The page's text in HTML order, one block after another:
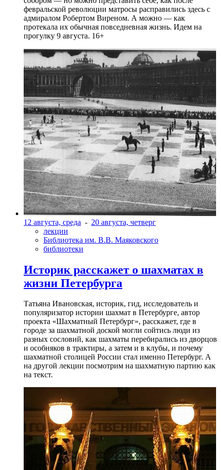
февральской революции матросы расправились здесь с
адмиралом Робертом Виреном. А можно — как
протекала их обычная повседневная жизнь. Идем на
прогулку 9 августа. 16+
12 августа, среда - 20 августа, четверг
лекции
Библиотека им. В.В. Маяковского
библиотеки
Историк расскажет о шахматах в
жизни Петербурга
Татьяна Ивановская, историк, гид, исследователь и
популяризатор истории шахмат в Петербурге, автор
проекта «Шахматный Петербург», расскажет, где в
городе за шахматной доской могли сойтись люди из
разных сословий, как шахматы перебирались из дворцов
и особняков в трактиры, а затем и в клубы, и почему
шахматной столицей России стал именно Петербург. А
на другой лекции посмотрим на шахматную партию как
на текст.